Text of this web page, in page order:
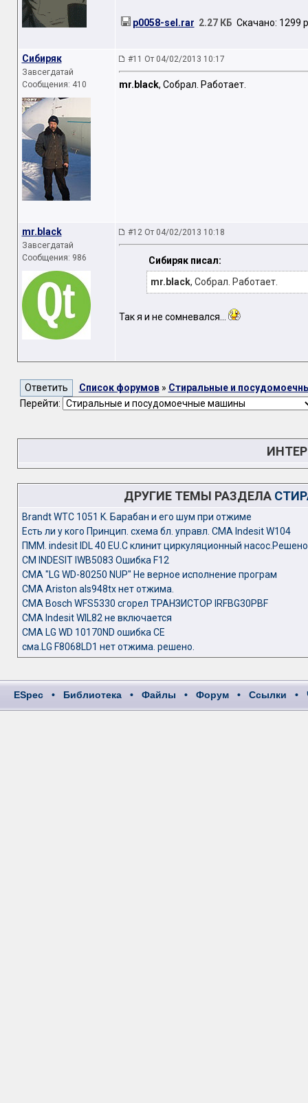
p0058-sel.rar 2.27 КБ Скачано: 1299
Сибиряк
Завсегдатай
Сообщения: 410
#11 От 04/02/2013 10:17
mr.black, Собрал. Работает.
mr.black
Завсегдатай
Сообщения: 986
#12 От 04/02/2013 10:18
Сибиряк писал:
mr.black, Собрал. Работает.
Так я и не сомневался...
Список форумов» Стиральные и
Перейти:
ДРУГИЕ ТЕМЫ РАЗДЕЛА
Brandt WTC 1051 K. Барабан и его шум при отжиме
Есть ли у кого Принцип. схема бл. управл. СМА Indesit W104
ПММ. indesit IDL 40 EU.C клинит циркуляционный насос.Решено
СМ INDESIT IWB5083 Ошибка F12
СМА "LG WD-80250 NUP" Не верное исполнение програм
СМА Ariston als948tx нет отжима.
СМА Bosch WFS5330 сгорел ТРАНЗИСТОР IRFBG30PBF
СМА Indesit WIL82 не включается
СМА LG WD 10170ND ошибка CE
сма.LG F8068LD1 нет отжима. решено.
ESpec • Библиотека • Файлы • Форум • Ссылки •